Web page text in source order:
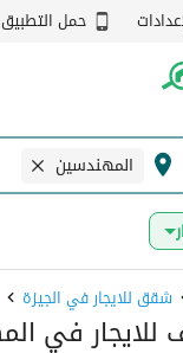
حمل التطبيق
المهندسين
شقق للايجار في الجيزة